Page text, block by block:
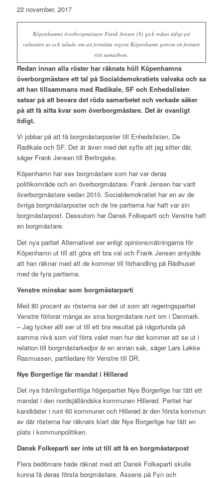
22 november, 2017
Köpenhamns överborgmästare Frank Jensen (S) gick redan tidigt på
valnatten ut och talade om att fortsätta regera Köpenhamn genom ett fortsatt
rött samarbete.
Redan innan alla röster har räknats höll Köpenhamns
överborgmästare ett tal på Socialdemokratiets valvaka och sa
att han tillsammans med Radikale, SF och Enhedslisten
satsar på att bevara det röda samarbetet och verkade säker
på att få sitta kvar som överborgmästare. Det är ovanligt
tidigt.
Vi jobbar på att få borgmästarposter till Enhedslisten, De
Radikale och SF. Det är även med det syfte att jag sitter där,
säger Frank Jensen till Berlingske.
Köpenhamn har sex borgmästare som har var deras
politikområde och en överborgmästare. Frank Jensen har varit
överborgmästare sedan 2010. Socialdemokratiet har en av de
övriga borgmästarposter och de tre partierna har haft var sin
borgmästarpost. Dessutom har Dansk Folkeparti och Venstre haft
en borgmästare.
Det nya partiet Alternativet ser enligt opinionsmätningarna för
Köpenhamn ut till att göra ett bra val och Frank Jensen antydde
att han räknar med att de kommer till förhandling på Rådhuset
med de fyra partierna.
Venstre minskar som borgmästarparti
Med 80 procent av rösterna ser det ut som att regeringspartiet
Venstre förlorar många av sina borgmästare runt om i Danmark.
– Jag tycker allt ser ut till ett bra resultat på någorlunda på
samma nivå som vid förra valet men hur det kommer att se ut i
relation till borgmästarkedjor är en annan sak, säger Lars Løkke
Rasmussen, partiledare för Venstre till DR.
Nye Borgerlige får mandat i Hillerød
Det nya främlingsfientliga högerpartiet Nye Borgerlige har fått ett
mandat i den nordsjälländska kommunen Hillerød. Partiet har
kandidater i runt 60 kommuner och Hillerød är den första kommun
av där rösterna har räknats klart där Nye Borgerlige har fått en
plats i kommunpolitiken.
Dansk Folkeparti ser inte ut till att få en borgmästarpost
Flera bedömare hade räknat med att Dansk Folkeparti skulle
kunna få deras första borgmästare. Assens på Fyn och